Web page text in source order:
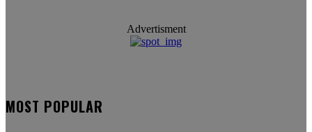
Advertisment
MOST POPULAR